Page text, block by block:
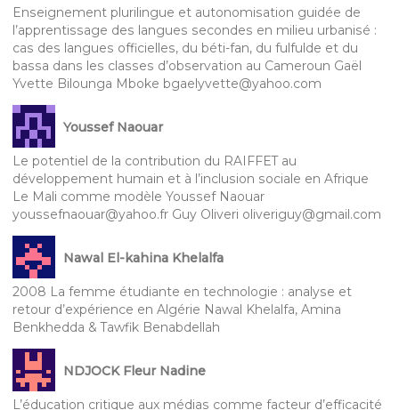
Enseignement plurilingue et autonomisation guidée de
l’apprentissage des langues secondes en milieu urbanisé :
cas des langues officielles, du béti-fan, du fulfulde et du
bassa dans les classes d’observation au Cameroun Gaël
Yvette Bilounga Mboke bgaelyvette@yahoo.com
Youssef Naouar
Le potentiel de la contribution du RAIFFET au
développement humain et à l’inclusion sociale en Afrique
Le Mali comme modèle Youssef Naouar
youssefnaouar@yahoo.fr Guy Oliveri oliveriguy@gmail.com
Nawal El-kahina Khelalfa
2008 La femme étudiante en technologie : analyse et
retour d’expérience en Algérie Nawal Khelalfa, Amina
Benkhedda & Tawfik Benabdellah
NDJOCK Fleur Nadine
L’éducation critique aux médias comme facteur d’efficacité